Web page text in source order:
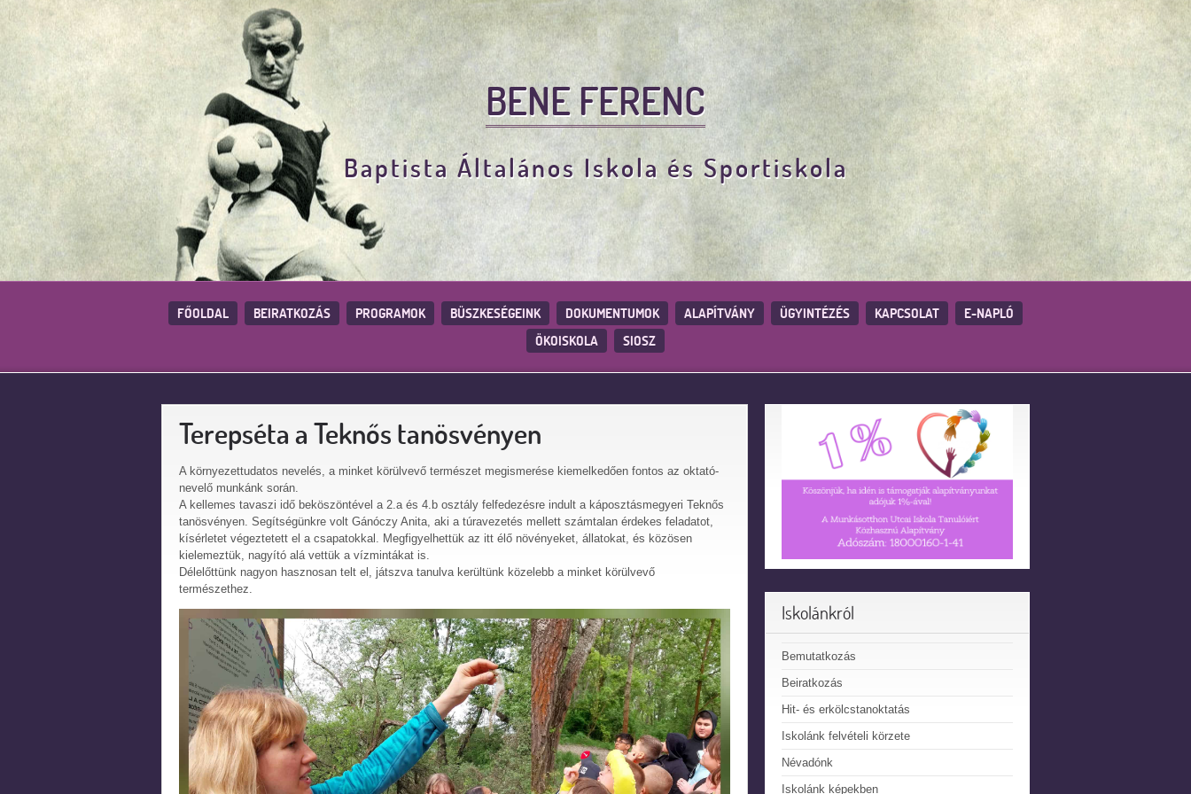
BENE FERENC
Baptista Általános Iskola és Sportiskola
FŐOLDAL BEIRATKOZÁS PROGRAMOK BÜSZKESÉGEINK DOKUMENTUMOK ALAPÍTVÁNY ÜGYINTÉZÉS KAPCSOLAT
E-NAPLÓ
ÖKOISKOLA
SIOSZ
Terepséta a Teknős tanösvényen
A környezettudatos nevelés, a minket körülvevő természet megismerése kiemelkedően fontos az oktató-
nevelő munkánk során.
A kellemes tavaszi idő beköszöntével a 2.a és 4.b osztály felfedezésre indult a káposztásmegyeri Teknős
tanösvényen. Segítségünkre volt Gánóczy Anita, aki a túravezetés mellett számtalan érdekes feladatot,
kísérletet végeztetett el a csapatokkal. Megfigyelhettük az itt élő növényeket, állatokat, és közösen
kielemeztük, nagyító alá vettük a vízmintákat is.
Délelőttünk nagyon hasznosan telt el, játszva tanulva kerültünk közelebb a minket körülvevő
természethez.
Iskolánkról
Bemutatkozás
Beiratkozás
Hit- és erkölcstanoktatás
Iskolánk felvételi körzete
Névadónk
Iskolánk képekben